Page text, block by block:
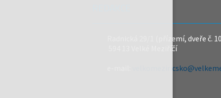
Radnická 29/1 (přízemí, dveře č.
594 13 Velké Meziříčí